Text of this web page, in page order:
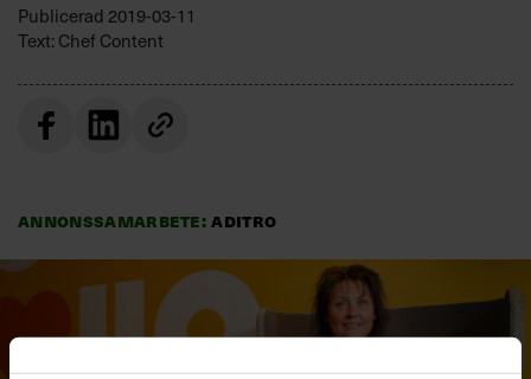
Publicerad 2019-03-11
Text: Chef Content
Annonssamarbete:Aditro